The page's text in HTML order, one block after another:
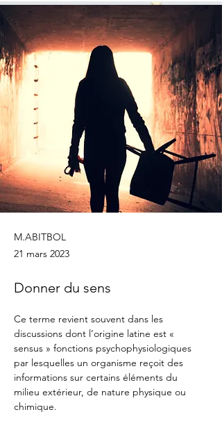
M.ABITBOL
21 mars 2023
Donner du sens
Ce terme revient souvent dans les
discussions dont l’origine latine est «
sensus » fonctions psychophysiologiques
par lesquelles un organisme reçoit des
informations sur certains éléments du
milieu extérieur, de nature physique ou
chimique.